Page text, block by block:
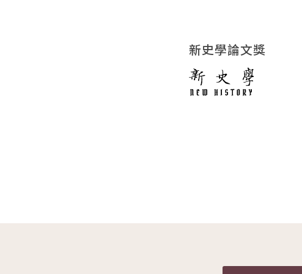
新史學論文獎